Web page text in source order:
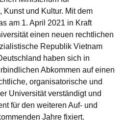
Kunst und Kultur. Mit dem
am 1. April 2021 in Kraft
einen neuen rechtlichen
Republik Vietnam
haben sich in
Abkommen auf einen
organisatorische und
Universität verständigt und
für den weiteren Auf- und
Jahre fixiert.